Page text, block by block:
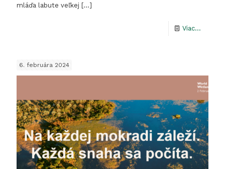
mláďa labute veľkej […]
Viac...
6. februára 2024